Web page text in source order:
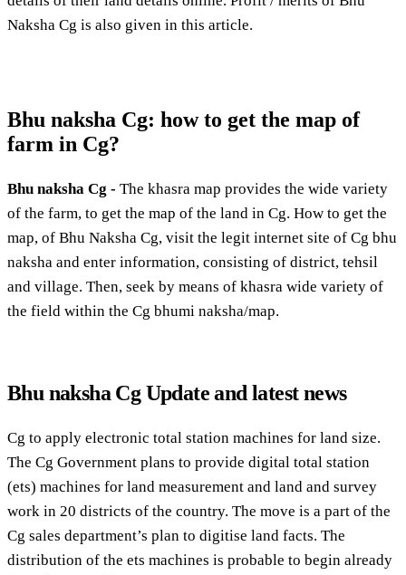
Naksha Cg is also given in this article.
Bhu naksha Cg: how to get the map of
farm in Cg?
Bhu naksha Cg - The khasra map provides the wide variety
of the farm, to get the map of the land in Cg. How to get the
map, of Bhu Naksha Cg, visit the legit internet site of Cg bhu
naksha and enter information, consisting of district, tehsil
and village. Then, seek by means of khasra wide variety of
the field within the Cg bhumi naksha/map.
Bhu naksha Cg Update and latest news
Cg to apply electronic total station machines for land size.
The Cg Government plans to provide digital total station
(ets) machines for land measurement and land and survey
work in 20 districts of the country. The move is a part of the
Cg sales department’s plan to digitise land facts. The
distribution of the ets machines is probable to begin already